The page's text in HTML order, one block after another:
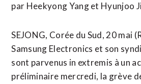
par Heekyong Yang et Hyunjoo
SEJONG, Corée du Sud, 20 mai
Samsung Electronics et son
sont parvenus in extremis à un
préliminaire mercredi, la ​grève